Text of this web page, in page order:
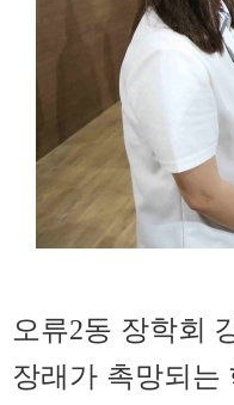
오류2동 장학회
장래가 촉망되는